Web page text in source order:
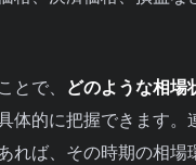
とで、
どのような相場
体的に把握できます。
れば、その時期の相場